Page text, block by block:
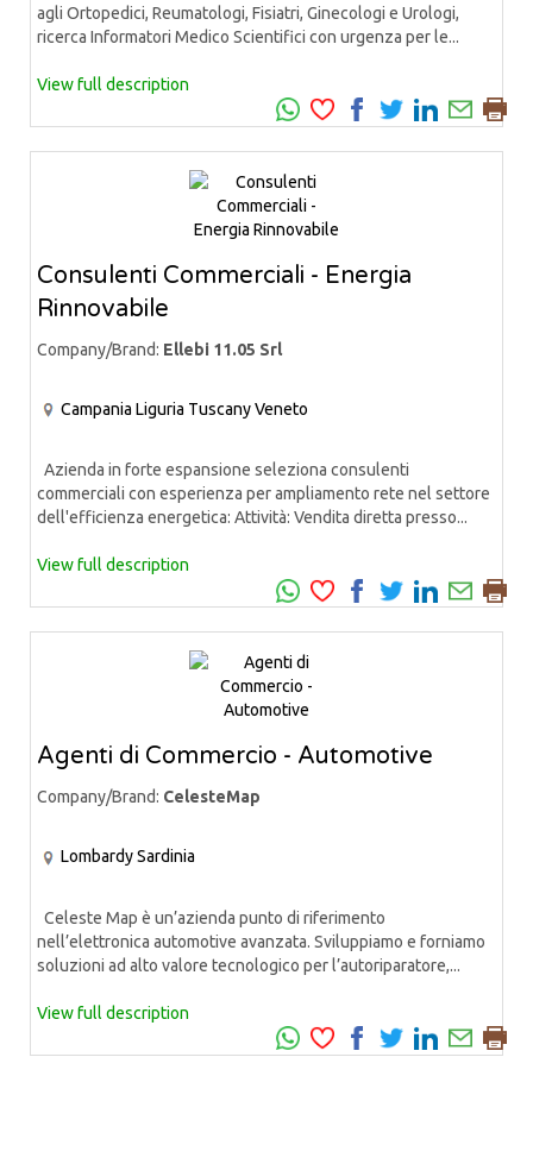
agli Ortopedici, Reumatologi, Fisiatri, Ginecologi e Urologi,
ricerca Informatori Medico Scientifici con urgenza per le...
View full description
Consulenti Commerciali - Energia
Rinnovabile
Company/Brand: Ellebi 11.05 Srl
Campania Liguria TuscanyVeneto
Azienda in forte espansione seleziona consulenti
commerciali con esperienza per ampliamento rete nel settore
dell'efficienza energetica: Attività: Vendita diretta presso...
View full description
Agenti di Commercio - Automotive
Company/Brand: CelesteMap
LombardySardinia
Celeste Map è un’azienda punto di riferimento
nell’elettronica automotive avanzata. Sviluppiamo e forniamo
soluzioni ad alto valore tecnologico per l’autoriparatore,...
View full description